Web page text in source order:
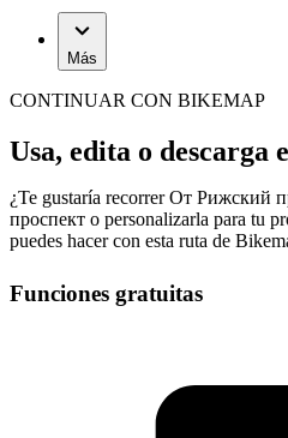
Más
CONTINUAR CON BIKEMAP
Usa, edita o descarga
¿Te gustaría recorrer От Pижский
проспект o personalizarla para tu
puedes hacer con esta ruta de
Funciones gratuitas